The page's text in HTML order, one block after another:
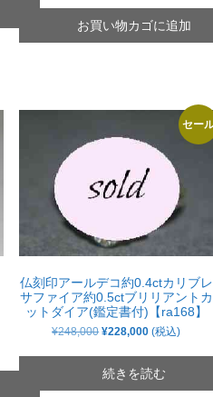
お買い物カゴに追加
セー
仏刻印アールデコ約0.4ctカリブレ
サファイア約0.5ctブリリアントカ
ットダイア(鑑定書付)【ra168】
¥248,000元
価
格
¥228,000現
の
価
(税込)
続きを読む